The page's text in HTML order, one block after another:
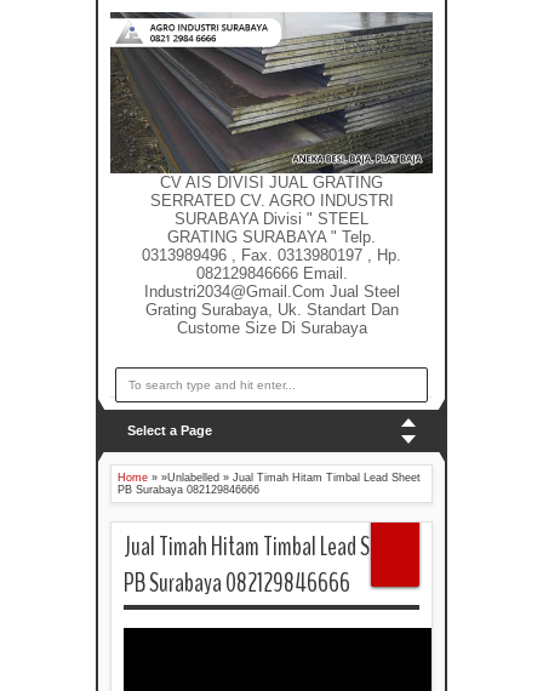
CV AIS DIVISI JUAL GRATING
SERRATED CV. AGRO INDUSTRI
SURABAYA Divisi " STEEL
GRATING SURABAYA " Telp.
0313989496 , Fax. 0313980197 , Hp.
082129846666 Email.
Industri2034@gmail.com Jual Steel
Grating Surabaya, Uk. Standart Dan
Custome Size Di Surabaya
Select a Page
Home » »Unlabelled » Jual Timah Hitam Timbal Lead Sheet
PB Surabaya 082129846666
Jual Timah Hitam Timbal Lead Sheet
PB Surabaya 082129846666